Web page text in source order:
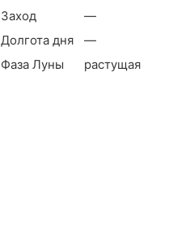
Заход
—
Долгота дня
—
Фаза Луны
растущая